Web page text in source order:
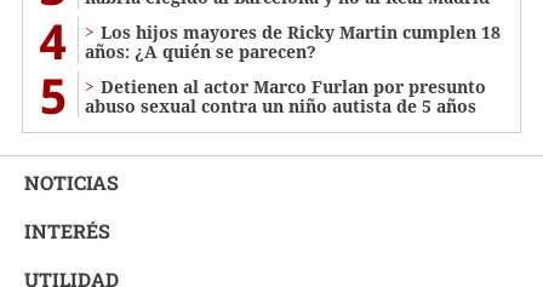
4
Los hijos mayores de Ricky Martin cumplen 18
años: ¿A quién se parecen?
5
Detienen al actor Marco Furlan por presunto
abuso sexual contra un niño autista de 5 años
NOTICIAS
INTERÉS
UTILIDAD